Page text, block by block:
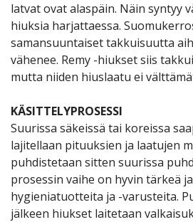
latvat ovat alaspäin. Näin syntyy
hiuksia harjattaessa.
samansuuntaiset takkuisuutta
vähenee. Remy -hiukset siis
mutta niiden hiuslaatu ei
KÄSITTELYPROSESSI
Suurissa säkeissä tai koreissa
lajitellaan pituuksien ja laatujen
puhdistetaan sitten suurissa
prosessin vaihe on hyvin tärkeä
hygieniatuotteita ja -varusteita.
jälkeen hiukset laitetaan